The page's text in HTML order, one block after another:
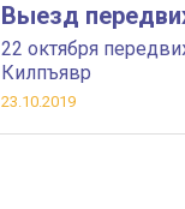
Выезд
22 октября
Килпъявр
23.10.2019